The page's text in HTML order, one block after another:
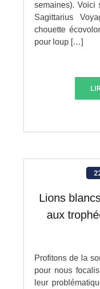
semaines). Voici
Sagittarius
chouette
pour loup […]
Lions
aux
Profitons de la
pour nous
leur